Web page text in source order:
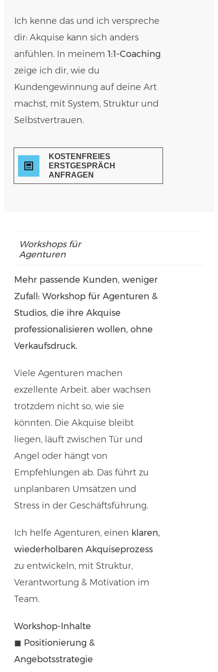
Ich kenne das und ich verspreche
dir: Akquise kann sich anders
anfühlen. In meinem 1:1-Coaching
zeige ich dir, wie du
Kundengewinnung auf deine Art
machst, mit System, Struktur und
Selbstvertrauen.
KOSTENFREIES
ERSTGESPRÄCH
ANFRAGEN
Workshops für
Agenturen
Mehr passende Kunden, weniger
Zufall: Workshop für Agenturen &
Studios, die ihre Akquise
professionalisieren wollen, ohne
Verkaufsdruck.
Viele Agenturen machen
exzellente Arbeit. aber wachsen
trotzdem nicht so, wie sie
könnten. Die Akquise bleibt
liegen, läuft zwischen Tür und
Angel oder hängt von
Empfehlungen ab. Das führt zu
unplanbaren Umsätzen und
Stress in der Geschäftsführung.
Ich helfe Agenturen, einen klaren,
wiederholbaren Akquiseprozess
zu entwickeln, mit Struktur,
Verantwortung & Motivation im
Team.
Workshop-Inhalte
◼︎ Positionierung &
Angebotsstrategie